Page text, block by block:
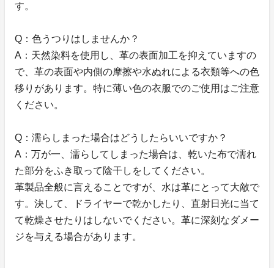
す。
Q：色うつりはしませんか？
A：天然染料を使用し、革の表面加工を抑えていますの
で、革の表面や内側の摩擦や水ぬれによる衣類等への色
移りがあります。特に薄い色の衣服でのご使用はご注意
ください。
Q：濡らしまった場合はどうしたらいいですか？
A：万が一、濡らしてしまった場合は、乾いた布で濡れ
た部分をふき取って陰干しをしてください。
革製品全般に言えることですが、水は革にとって大敵で
す。決して、ドライヤーで乾かしたり、直射日光に当て
て乾燥させたりはしないでください。革に深刻なダメー
ジを与える場合があります。